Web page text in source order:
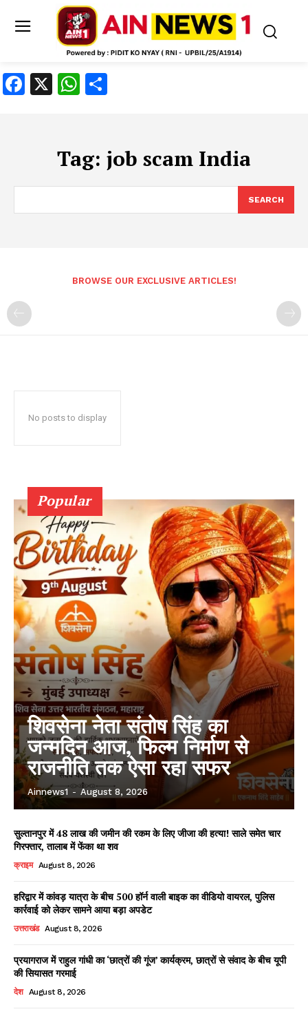
Facebook
X WhatsApp
Facebook
X WhatsApp
Tag: job scam India
SEARCH
BROWSE OUR EXCLUSIVE ARTICLES!
No posts to display
Popular
शिवसेना नेता संतोष सिंह का
जन्मदिन आज, फिल्म निर्माण से
राजनीति तक ऐसा रहा सफर
Ainnews1 - August 8, 2026
सुल्तानपुर में 48 लाख की जमीन की रकम के लिए जीजा की हत्या! साले समेत चार
गिरफ्तार, तालाब में फेंका था शव
क्राइम August 8, 2026
हरिद्वार में कांवड़ यात्रा के बीच 500 हॉर्न वाली बाइक का वीडियो वायरल, पुलिस
कार्रवाई को लेकर सामने आया बड़ा अपडेट
उत्तराखंड August 8, 2026
प्रयागराज में राहुल गांधी का ‘छात्रों की गूंज’ कार्यक्रम, छात्रों से संवाद के बीच यूपी
की सियासत गरमाई
देश August 8, 2026